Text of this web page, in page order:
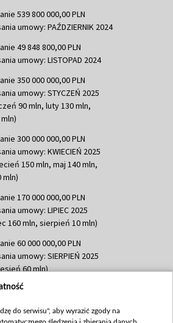
539 800 000,00 PLN
umowy: PAŹDZIERNIK 2024
49 848 800,00 PLN
umowy: LISTOPAD 2024
350 000 000,00 PLN
umowy: STYCZEŃ 2025
90 mln, luty 130 mln,
300 000 000,00 PLN
umowy: KWIECIEŃ 2025
150 mln, maj 140 mln,
mln)
170 000 000,00 PLN
umowy: LIPIEC 2025
160 mln, sierpień 10 mln)
60 000 000,00 PLN
umowy: SIERPIEŃ 2025
60 mln)
635 783 051,21 PLN
100 mln, październik 350
do serwisu", aby wyrazić zgody na